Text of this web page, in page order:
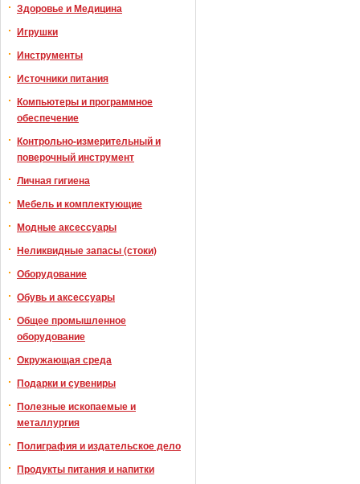
Здоровье и Медицина
Игрушки
Инструменты
Источники питания
Компьютеры и программное
обеспечение
Контрольно-измерительный и
поверочный инструмент
Личная гигиена
Мебель и комплектующие
Модные аксессуары
Неликвидные запасы (стоки)
Оборудование
Обувь и аксессуары
Общее промышленное
оборудование
Окружающая среда
Подарки и сувениры
Полезные ископаемые и
металлургия
Полиграфия и издательское дело
Продукты питания и напитки